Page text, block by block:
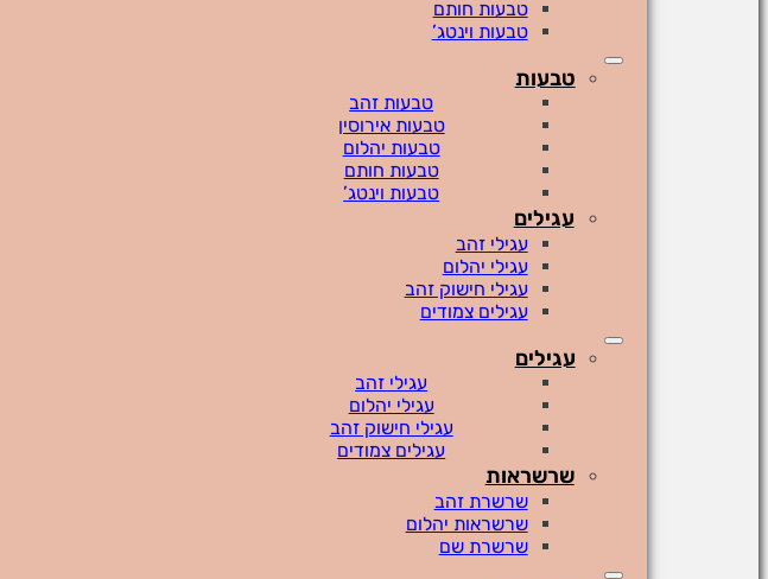
טבעות חותם
טבעות וינטג’
טבעות
טבעות זהב
טבעות אירוסין
טבעות יהלום
טבעות חותם
טבעות וינטג’
עגילים
עגילי זהב
עגילי יהלום
עגילי חישוק זהב
עגילים צמודים
עגילים
עגילי זהב
עגילי יהלום
עגילי חישוק זהב
עגילים צמודים
שרשראות
שרשרת זהב
שרשראות יהלום
שרשרת שם